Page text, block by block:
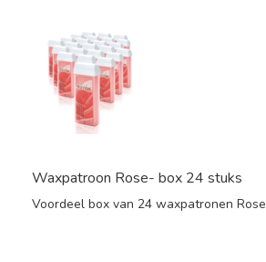
Waxpatroon Rose- box 24 stuks
Voordeel box van 24 waxpatronen Rose